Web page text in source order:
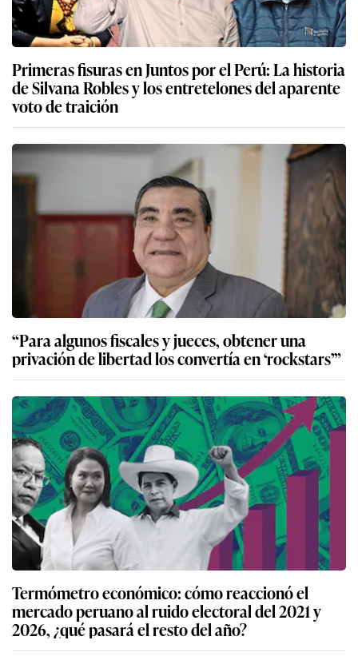
Primeras fisuras en Juntos por el Perú: La historia
de Silvana Robles y los entretelones del aparente
voto de traición
“Para algunos fiscales y jueces, obtener una
privación de libertad los convertía en ‘rockstars’”
Termómetro económico: cómo reaccionó el
mercado peruano al ruido electoral del 2021 y
2026, ¿qué pasará el resto del año?